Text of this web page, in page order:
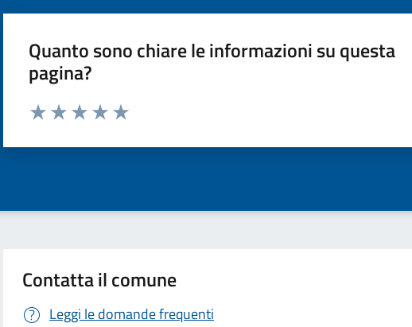
Quanto sono chiare le informazioni su questa
pagina?
Valuta da 1 a 5 stelle la pagina
Contatta il comune
Leggi le domande frequenti